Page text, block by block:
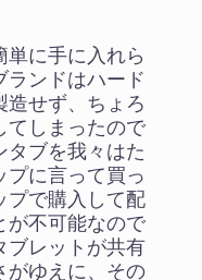
単に手に入れら
ランドはハード
造せず、ちょろ
てしまったので
タブを我々はた
プに言って買っ
プで購入して配
が不可能なので
ブレットが共有
がゆえに、その